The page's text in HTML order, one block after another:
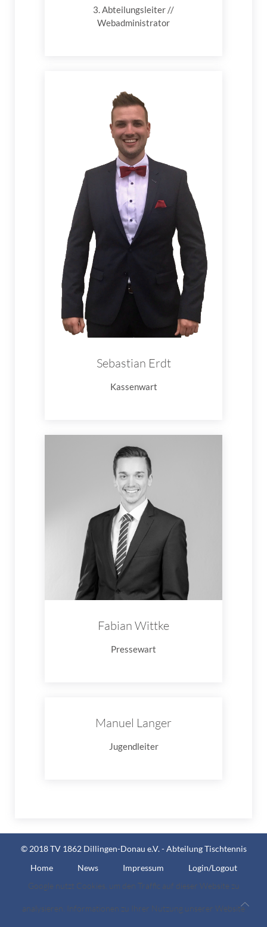
3. Abteilungsleiter //
Webadministrator
Sebastian Erdt
Kassenwart
Fabian Wittke
Pressewart
Manuel Langer
Jugendleiter
© 2018 TV 1862 Dillingen-Donau e.V. - Abteilung Tischtennis
Home
News Impressum
Login/Logout
Google nutzt Cookies, um den Traffic auf dieser Website zu
analysieren. Informationen zu Ihrer Nutzung unserer Website